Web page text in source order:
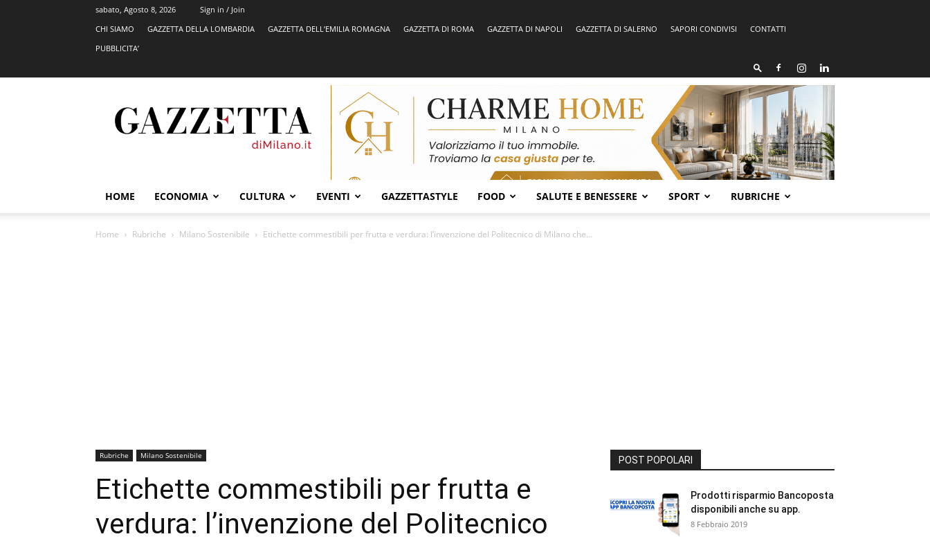
sabato, Agosto 8, 2026
Sign in / Join
CHI SIAMO
GAZZETTA DELLA LOMBARDIA GAZZETTA DELL’EMILIA ROMAGNA GAZZETTA DI ROMA GAZZETTA DI NAPOLI GAZZETTA DI SALERNO SAPORI CONDIVISI
CONTATTI
PUBBLICITA’
HOME ECONOMIA CULTURA EVENTI GAZZETTASTYLE FOOD SALUTE E BENESSERE SPORT RUBRICHE
Home Rubriche Milano Sostenibile Etichette commestibili per frutta e verdura: l’invenzione del Politecnico di Milano che...
Rubriche Milano Sostenibile
Etichette commestibili per frutta e
verdura: l’invenzione del Politecnico
POST POPOLARI
Prodotti risparmio Bancoposta
disponibili anche su app.
8 Febbraio 2019